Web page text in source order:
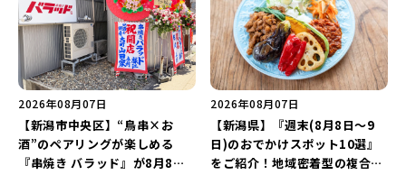
2026年08月07日
【新潟市中央区】“鳥串×お
酒”のペアリングが楽しめる
『串焼き バラッド』が8月8日
2026年08月07日
【新潟県】『週末(8月8日～9
日)のおでかけスポット10選』
をご紹介！地域密着型の複合施